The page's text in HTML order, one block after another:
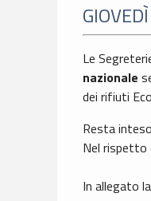
Le
nazionale
dei rifiuti
Resta
Nel rispetto
In allegato